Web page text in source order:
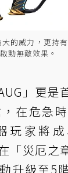
大的威力，更持
動無敵效果。
」更是
在危急
玩家將
「災厄之
升級至5